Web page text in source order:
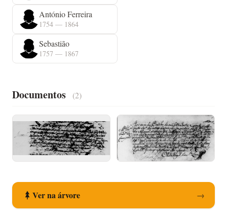
António Ferreira
1754 — 1864
Sebastião
1757 — 1867
Documentos (2)
Ver na árvore →